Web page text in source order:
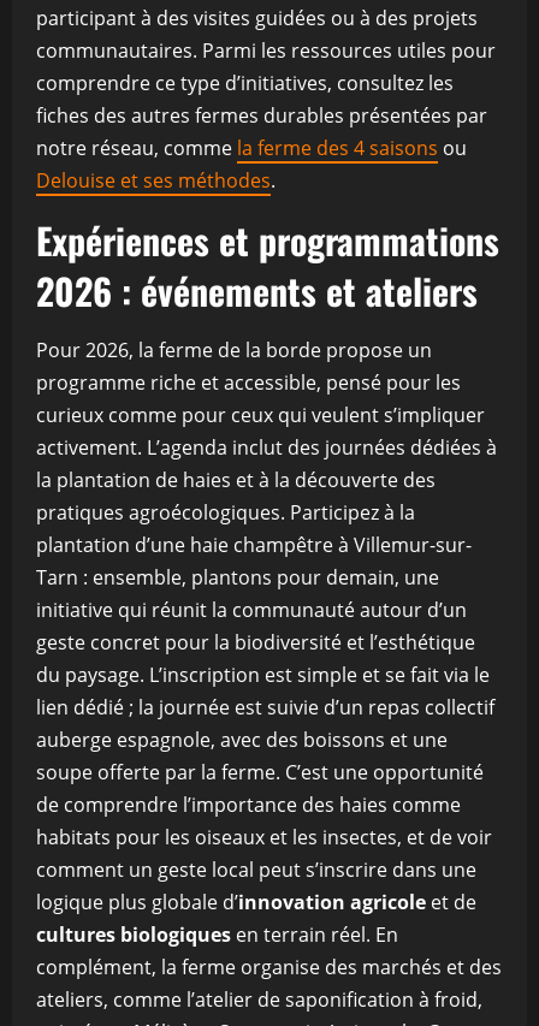
participant à des visites guidées ou à des projets
communautaires. Parmi les ressources utiles pour
comprendre ce type d’initiatives, consultez les
fiches des autres fermes durables présentées par
notre réseau, comme la ferme des 4 saisons ou
Delouise et ses méthodes.
Expériences et programmations
2026 : événements et ateliers
Pour 2026, la ferme de la borde propose un
programme riche et accessible, pensé pour les
curieux comme pour ceux qui veulent s’impliquer
activement. L’agenda inclut des journées dédiées à
la plantation de haies et à la découverte des
pratiques agroécologiques. Participez à la
plantation d’une haie champêtre à Villemur-sur-
Tarn : ensemble, plantons pour demain, une
initiative qui réunit la communauté autour d’un
geste concret pour la biodiversité et l’esthétique
du paysage. L’inscription est simple et se fait via le
lien dédié ; la journée est suivie d’un repas collectif
auberge espagnole, avec des boissons et une
soupe offerte par la ferme. C’est une opportunité
de comprendre l’importance des haies comme
habitats pour les oiseaux et les insectes, et de voir
comment un geste local peut s’inscrire dans une
logique plus globale d’innovation agricole et de
cultures biologiques en terrain réel. En
complément, la ferme organise des marchés et des
ateliers, comme l’atelier de saponification à froid,